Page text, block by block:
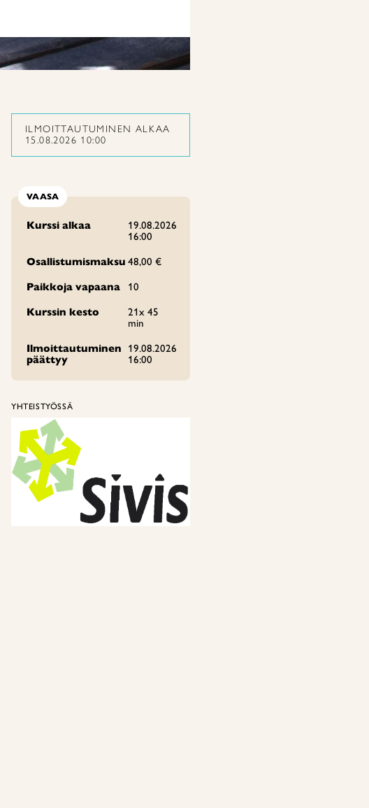
ILMOITTAUTUMINEN ALKAA
15.08.2026 10:00
VAASA
Kurssi alkaa
19.08.2026
16:00
Osallistumismaksu 48,00 €
Paikkoja vapaana
10
Kurssin kesto
21x 45
min
Ilmoittautuminen
päättyy
19.08.2026
16:00
YHTEISTYÖSSÄ